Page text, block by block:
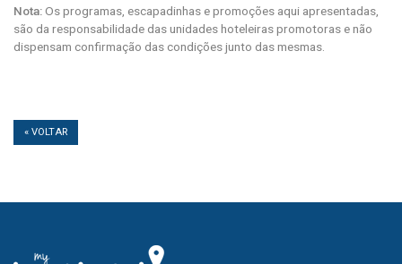
Nota:Os programas, escapadinhas e promoções aqui apresentadas,
são da responsabilidade das unidades hoteleiras promotoras e não
dispensam confirmação das condições junto das mesmas.
« VOLTAR